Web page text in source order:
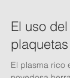
29 oct 2019 1
El uso